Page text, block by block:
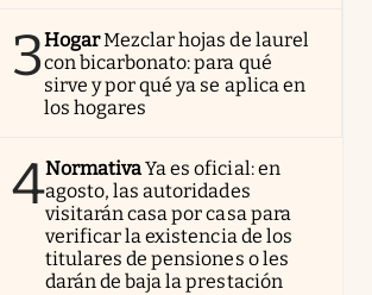
3HogarMezclar hojas de laurel
con bicarbonato: para qué
sirve y por qué ya se aplica en
los hogares
4NormativaYa es oficial: en
agosto, las autoridades
visitarán casa por casa para
verificar la existencia de los
titulares de pensiones o les
darán de baja la prestación